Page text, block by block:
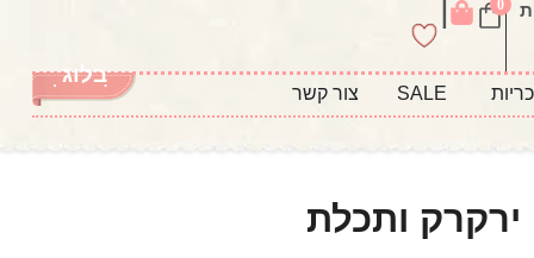
0
כריות SALE צור קשר
בלוג
ירקרק ותכלת